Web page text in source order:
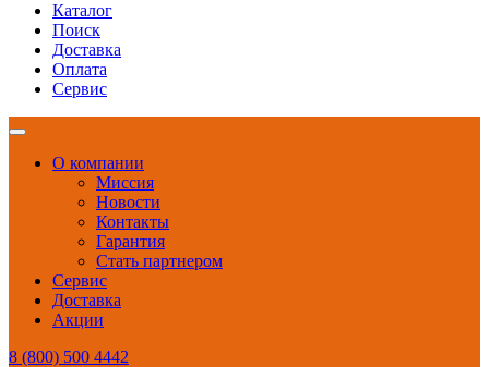
Каталог
Поиск
Доставка
Оплата
Сервис
О компании
Миссия
Новости
Контакты
Гарантия
Стать партнером
Сервис
Доставка
Акции
8 (800) 500 4442